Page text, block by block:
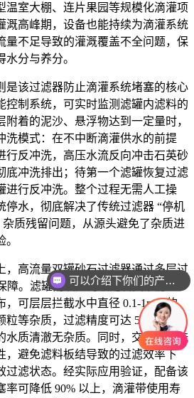
温室大棚、连片果园等规模化滴灌项
溉高峰期，设备也能持续为滴灌系统
量不足导致的灌溉覆盖不全问题，保
分与养分。
是该过滤器防止滴灌系统堵塞的核心
控制系统，可实时监测滤罐内滤料的
着的泥沙、悬浮物达到一定量时，
洗模式：在不中断滴灌供水的前提
行反冲洗，高压水流反向冲击石英砂
底冲洗排出；待第一个滤罐恢复过滤
进行反冲洗。整个过程无需人工操
停水，彻底解决了传统过滤器 “停机
质残留问题，从源头避免了杂质进
，高流量双罐砂石过滤器通过多层过
障。滤罐内填充的级配石英砂滤
可层层拦截水中直径 0.1-1mm 的
粒等杂质，过滤精度可达 5-20 微
水质清澈无杂质。同时，交替反冲洗
，避免滤料板结导致的过滤效率下
过滤状态。经实际应用验证，配备该
率可降低 90% 以上，滴灌带使用寿
可以介绍下你们的产品么